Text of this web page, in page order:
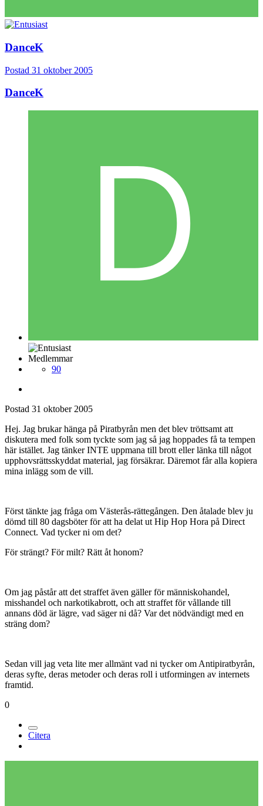
DanceK
Postad 31 oktober 2005
DanceK
Medlemmar
90
Postad 31 oktober 2005
Hej. Jag brukar hänga på Piratbyrån men det blev tröttsamt att
diskutera med folk som tyckte som jag så jag hoppades få ta tempen
här istället. Jag tänker INTE uppmana till brott eller länka till något
upphovsrättsskyddat material, jag försäkrar. Däremot får alla kopiera
mina inlägg som de vill.
Först tänkte jag fråga om Västerås-rättegången. Den åtalade blev ju
dömd till 80 dagsböter för att ha delat ut Hip Hop Hora på Direct
Connect. Vad tycker ni om det?
För strängt? För milt? Rätt åt honom?
Om jag påstår att det straffet även gäller för människohandel,
misshandel och narkotikabrott, och att straffet för vållande till
annans död är lägre, vad säger ni då? Var det nödvändigt med en
sträng dom?
Sedan vill jag veta lite mer allmänt vad ni tycker om Antipiratbyrån,
deras syfte, deras metoder och deras roll i utformingen av internets
framtid.
0
Citera